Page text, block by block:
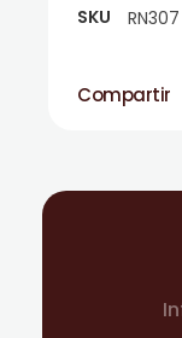
Compartir
SKU RN307